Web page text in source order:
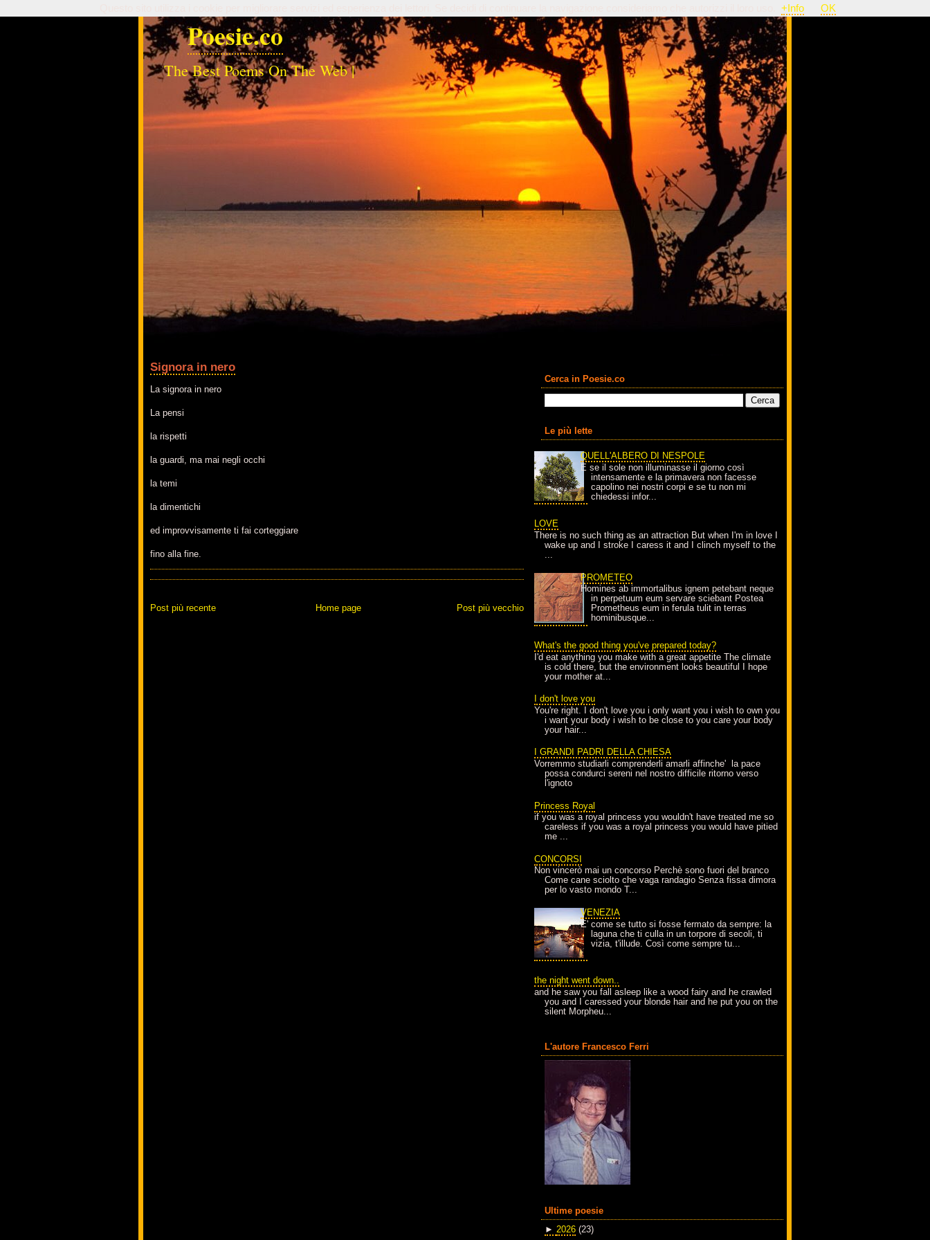
Poesie.co
The Best Poems On The Web |
Signora in nero
La signora in nero
La pensi
la rispetti
la guardi, ma mai negli occhi
la temi
la dimentichi
ed improvvisamente ti fai corteggiare
fino alla fine.
Post più recente Post più vecchio
Home page
Cerca in Poesie.co
Le più lette
QUELL'ALBERO DI NESPOLE
E se il sole non illuminasse il giorno così
intensamente e la primavera non facesse
capolino nei nostri corpi e se tu non mi
chiedessi infor...
LOVE
There is no such thing as an attraction But when I'm in love I
wake up and I stroke I caress it and I clinch myself to the
...
PROMETEO
Homines ab immortalibus ignem petebant neque
in perpetuum eum servare sciebant Postea
Prometheus eum in ferula tulit in terras
hominibusque...
What's the good thing you've prepared today?
I'd eat anything you make with a great appetite The climate
is cold there, but the environment looks beautiful I hope
your mother at...
I don't love you
You're right. I don't love you i only want you i wish to own you
i want your body i wish to be close to you care your body
your hair...
I GRANDI PADRI DELLA CHIESA
Vorremmo studiarli comprenderli amarli affinche' la pace
possa condurci sereni nel nostro difficile ritorno verso
l'ignoto
Princess Royal
if you was a royal princess you wouldn't have treated me so
careless if you was a royal princess you would have pitied
me ...
CONCORSI
Non vincerò mai un concorso Perchè sono fuori del branco
Come cane sciolto che vaga randagio Senza fissa dimora
per lo vasto mondo T...
VENEZIA
E' come se tutto si fosse fermato da sempre: la
laguna che ti culla in un torpore di secoli, ti
vizia, t'illude. Così come sempre tu...
the night went down..
and he saw you fall asleep like a wood fairy and he crawled
you and I caressed your blonde hair and he put you on the
silent Morpheu...
L'autore Francesco Ferri
Ultime poesie
► 2026 (23)
+Info OK